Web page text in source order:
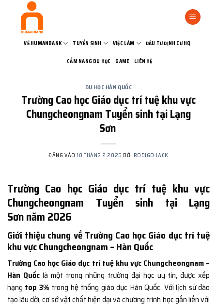
VỀ HUMANBANK TUYỂN SINH VIỆC LÀM ĐẦU TƯ ĐỊNH CƯ HQ
CẨM NANG DU HỌC GAME LIÊN HỆ
DU HỌC HÀN QUỐC
Trường Cao học Giáo dục trí tuệ khu vực
Chungcheongnam Tuyển sinh tại Lạng
Sơn
ĐĂNG VÀO10 THÁNG 2 2026 BỞI RODIGO JACK
Trường Cao học Giáo dục trí tuệ khu vực
Chungcheongnam Tuyển sinh tại Lạng
Sơn năm 2026
Giới thiệu chung về Trường Cao học Giáo dục trí tuệ
khu vực Chungcheongnam – Hàn Quốc
Trường Cao học Giáo dục trí tuệ khu vực Chungcheongnam –
Hàn Quốclà một trong những trường đại học uy tín, được xếp
hạng top 3% trong hệ thống giáo dục Hàn Quốc. Với lịch sử đào
tạo lâu đời, cơ sở vật chất hiện đại và chương trình học gắn liền với